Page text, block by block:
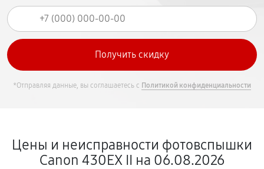
*Отправляя данные, вы соглашаетесь с Политикой конфиденциальности
Цены и неисправности фотовспышки
Canon 430EX II на 06.08.2026